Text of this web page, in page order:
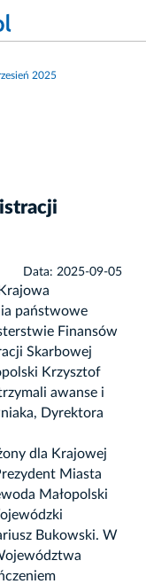
2025
Data: 2025-09-05
państwowe
Finansów
Skarbowej
Krzysztof
awanse i
Dyrektora
dla Krajowej
Miasta
Małopolski
Bukowski. W